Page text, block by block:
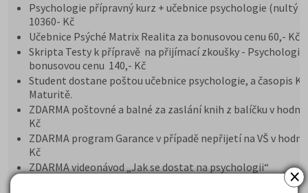
×
Psychologie přípravný kurz + učebnice psychologie (nultý
10360- Kč
Učebnice Psýché Matrix Realita za bonusovou cenu 60,- Kč
Skripta Testy k přípravě na přijímací zkoušky - Psychologie
bonusovou cenu 140,- Kč
Student dostane poštou učebnice psychologie, a časopis
Maturitě.
ZDARMA poštovné a balné za zaslání knih z balíčku v
Kč
ZDARMA program Garance v případě nepřijetí na VŠ v
Kč
ZDARMA videonávod „Jak se dostat na psychologii“